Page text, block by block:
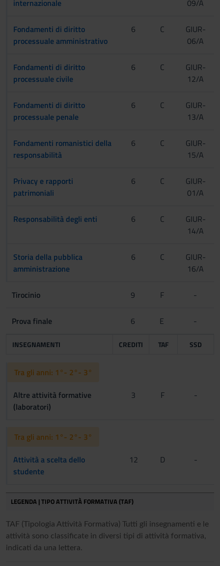
internazionale
09/A
Fondamenti di diritto
processuale amministrativo
6 C
GIUR-
06/A
Fondamenti di diritto
processuale civile
6 C
GIUR-
12/A
Fondamenti di diritto
processuale penale
6 C
GIUR-
13/A
Fondamenti romanistici della
responsabilità
6 C
GIUR-
15/A
Privacy e rapporti
patrimoniali
6 C
GIUR-
01/A
Responsabilità degli enti 6 C
GIUR-
14/A
Storia della pubblica
amministrazione
6 C
GIUR-
16/A
Tirocinio 9 F -
Prova finale 6 E -
INSEGNAMENTI CREDITI TAF SSD
Tra gli anni: 1°- 2°- 3°
Altre attività formative
(laboratori)
3 F -
Tra gli anni: 1°- 2°- 3°
Attività a scelta dello
studente
12 D -
LEGENDA | TIPO ATTIVITÀ FORMATIVA (TAF)
TAF (Tipologia Attività Formativa) Tutti gli insegnamenti e le
attività sono classificate in diversi tipi di attività formativa,
indicati da una lettera.